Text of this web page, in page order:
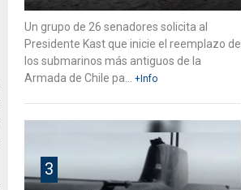
Un grupo de 26 senadores solicita al
Presidente Kast que inicie el reemplazo de
los submarinos más antiguos de la
Armada de Chile pa...
+Info
3